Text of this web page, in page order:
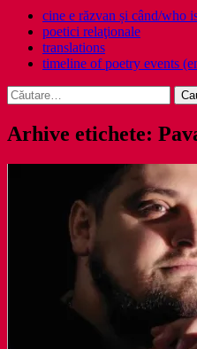
cine e răzvan și când/who
poetici relaţionale
translations
timeline of poetry events
Caută
după:
Arhive etichete: